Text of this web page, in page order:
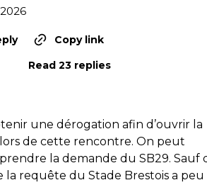
Copy link
Read 23 replies
une dérogation afin d’ouvrir la
de cette rencontre. On peut
la demande du SB29. Sauf
la requête du Stade Brestois a peu